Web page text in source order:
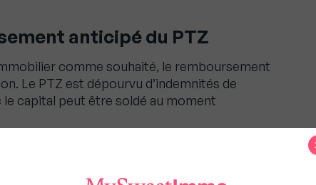
anticipé du PTZ
comme souhaité, le remboursement
Le PTZ est dépourvu d’indemnités de
capital peut être soldé au moment
la résidence principale pourra donc être
principale. Elle pourra également être
n’existe.